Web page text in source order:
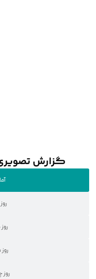
گزارش
روز